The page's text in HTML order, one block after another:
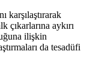
karşılaştırarak
aykırı
ilişkin
da tesadüfi